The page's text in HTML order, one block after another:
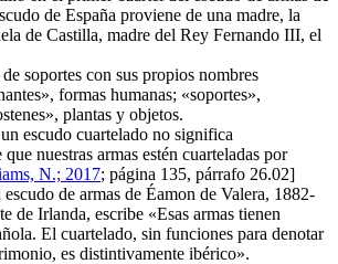
de España proviene de una madre, la
de Castilla, madre del Rey Fernando III, el
soportes con sus propios nombres
», formas humanas; «soportes»,
», plantas y objetos.
escudo cuartelado no significa
que nuestras armas estén cuarteladas por
N.; 2017; página 135, párrafo 26.02]
de armas de Éamon de Valera, 1882-
de Irlanda, escribe «Esas armas tienen
El cuartelado, sin funciones para denotar
es distintivamente ibérico».